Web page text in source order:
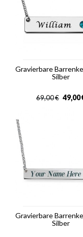
Gravierbare
Silber
€
69,00 49,00
Gravierbare
Silber